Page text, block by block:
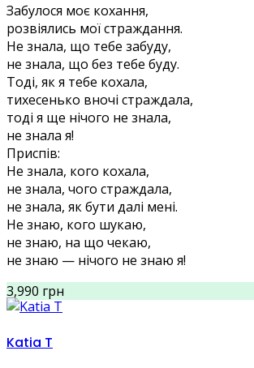
Забулося моє кохання,
розвіялись мої страждання.
Не знала, що тебе забуду,
не знала, що без тебе буду.
Тоді, як я тебе кохала,
тихесенько вночі страждала,
тоді я ще нічого не знала,
не знала я!
Приспів:
Не знала, кого кохала,
не знала, чого страждала,
не знала, як бути далі мені.
Не знаю, кого шукаю,
не знаю, на що чекаю,
не знаю — нічого не знаю я!
3,990 грн
Katia T